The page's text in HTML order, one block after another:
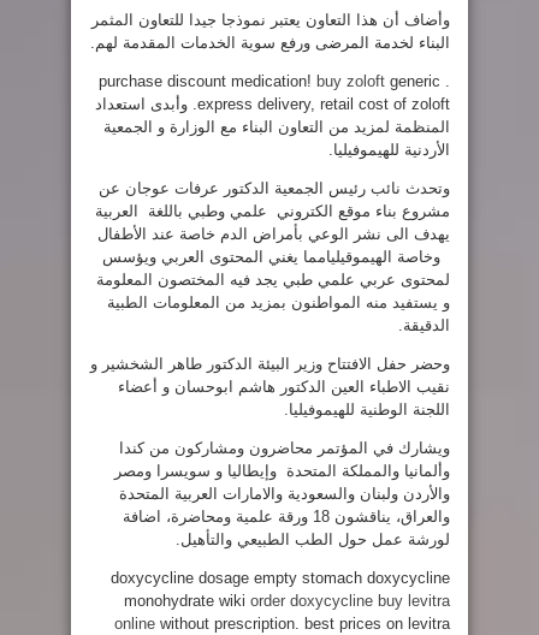
وأضاف أن هذا التعاون يعتبر نموذجا جيدا للتعاون المثمر
البناء لخدمة المرضى ورفع سوية الخدمات المقدمة لهم.
purchase discount medication! buy zoloft generic .
express delivery, retail cost of zoloft. وأبدى استعداد
المنظمة لمزيد من التعاون البناء مع الوزارة و الجمعية
الأردنية للهيموفيليا.
وتحدث نائب رئيس الجمعية الدكتور عرفات عوجان عن
مشروع بناء موقع الكتروني علمي وطبي باللغة العربية
يهدف الى نشر الوعي بأمراض الدم خاصة عند الأطفال
وخاصة الهيموقيليامما يغني المحتوى العربي ويؤسس
لمحتوى عربي علمي طبي يجد فيه المختصون المعلومة
و يستفيد منه المواطنون بمزيد من المعلومات الطبية
الدقيقة.
وحضر حفل الافتتاح وزير البيئة الدكتور طاهر الشخشير و
نقيب الاطباء العين الدكتور هاشم ابوحسان و أعضاء
اللجنة الوطنية للهيموفيليا.
ويشارك في المؤتمر محاضرون ومشاركون من كندا
وألمانيا والمملكة المتحدة وإيطاليا و سويسرا ومصر
والأردن ولبنان والسعودية والامارات العربية المتحدة
والعراق، يناقشون 18 ورقة علمية ومحاضرة، اضافة
لورشة عمل حول الطب الطبيعي والتأهيل.
doxycycline dosage empty stomach doxycycline
monohydrate wiki order doxycycline buy levitra
online without prescription. best prices on levitra